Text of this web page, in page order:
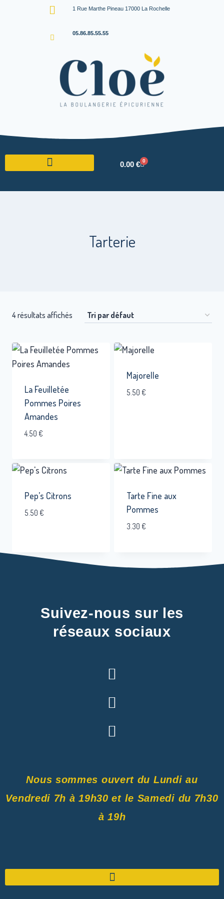
1 Rue Marthe Pineau 17000 La Rochelle
05.86.85.55.55
0.00 € 0
Tarterie
4 résultats affichés
La Feuilletée
Pommes Poires
Amandes
4.50 €
Majorelle
5.50 €
Pep’s Citrons
5.50 €
Tarte Fine aux
Pommes
3.30 €
Suivez-nous sur les
réseaux sociaux
Nous sommes ouvert du Lundi au
Vendredi 7h à 19h30 et le Samedi du 7h30
à 19h